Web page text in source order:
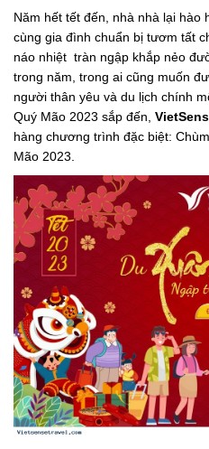
Năm hết tết đến, nhà nhà lại hào
cùng gia đình chuẩn bị tươm tất
náo nhiệt tràn ngập khắp nẻo
trong năm, trong ai cũng muốn
người thân yêu và du lịch chính
Quý Mão 2023 sắp đến,
hàng chương trình đặc biệt:
Mão 2023.